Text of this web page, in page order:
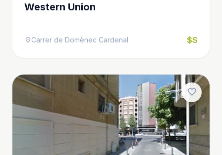
Western Union
location_onCarrer de Domènec Cardenal $$
favorite